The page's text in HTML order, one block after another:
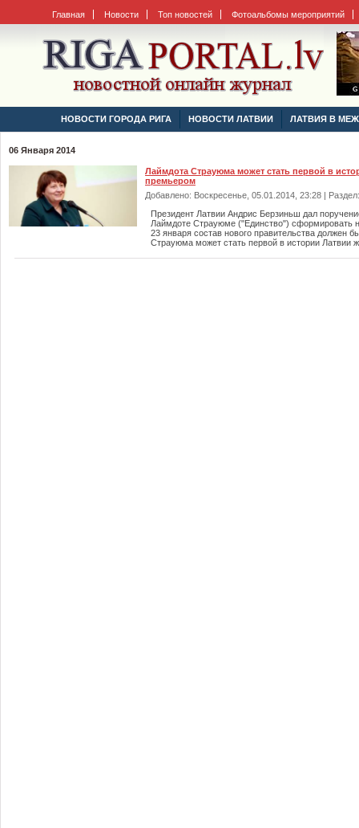
Главная Новости Топ новостей Фотоальбомы мероприятий
НОВОСТИ ГОРОДА РИГА НОВОСТИ ЛАТВИИ ЛАТВИЯ В
06 Января 2014
Лаймдота Страуюма может стать первой в
премьером
Добавлено: Воскресенье, 05.01.2014, 23:28 |
Президент Латвии Андрис Берзиньш дал
Лаймдоте Страуюме ("Единство") сформировать
23 января состав нового правительства должен
Страуюма может стать первой в истории Латвии